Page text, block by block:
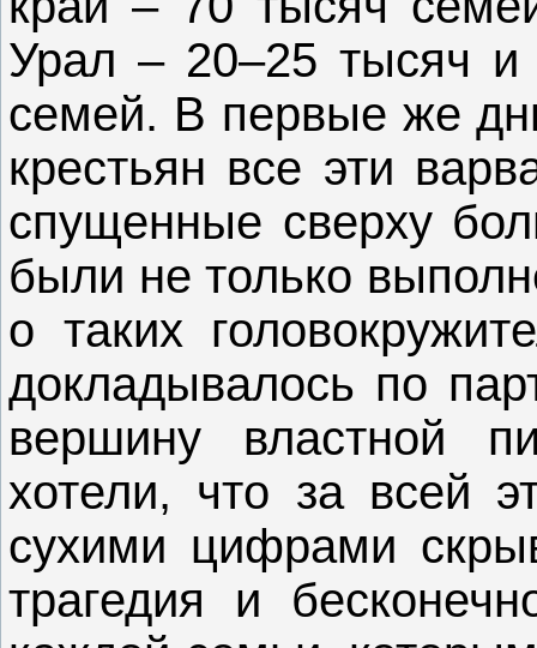
Урал – 20–25 тысяч и
семей. В первые же
крестьян все эти
спущенные сверху
были не только
о таких
докладывалось по
вершину властной
хотели, что за всей
сухими цифрами
трагедия и